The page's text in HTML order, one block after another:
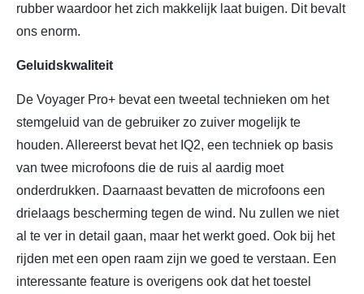
rubber waardoor het zich makkelijk laat buigen. Dit bevalt
ons enorm.
Geluidskwaliteit
De Voyager Pro+ bevat een tweetal technieken om het
stemgeluid van de gebruiker zo zuiver mogelijk te
houden. Allereerst bevat het IQ2, een techniek op basis
van twee microfoons die de ruis al aardig moet
onderdrukken. Daarnaast bevatten de microfoons een
drielaags bescherming tegen de wind. Nu zullen we niet
al te ver in detail gaan, maar het werkt goed. Ook bij het
rijden met een open raam zijn we goed te verstaan. Een
interessante feature is overigens ook dat het toestel